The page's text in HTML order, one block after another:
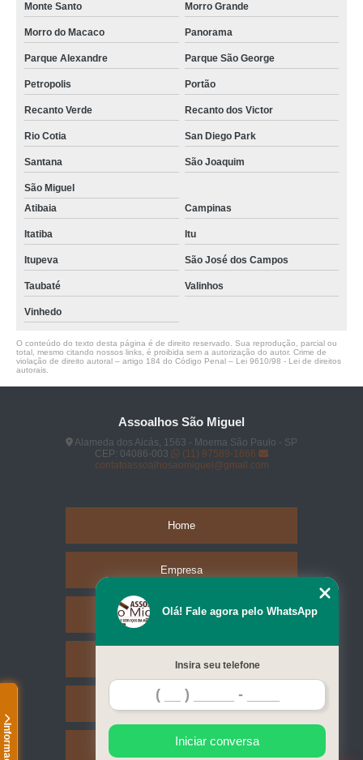
Monte Santo Morro Grande
Morro do Macaco Panorama
Parque Alexandre Parque São George
Petropolis Portão
Recanto Verde Recanto dos Victor
Rio Cotia San Diego Park
Santana São Joaquim
São Miguel
Atibaia
Campinas
Itatiba Itu
Itupeva São José dos Campos
Taubaté Valinhos
Vinhedo
O conteúdo do texto desta página é de direito reservado. Sua reprodução, parcial ou
total, mesmo citando nossos links, é proibida sem a autorização do autor. Crime de
violação de direito autoral – artigo 184 do Código Penal – Lei 9610/98 - Lei de direitos
autorais
Assoalhos São Miguel
Alameda dos Aicás, 1563 - Moema São Paulo - SP
CEP: 04086-003
(11) 97589-1666
contatoassoalhosaomiguel@gmail.com
Home
Empresa
Missão
Serviços
Contato
Mapa do site
Olá! Fale agora pelo WhatsApp
Insira seu telefone
Iniciar conversa